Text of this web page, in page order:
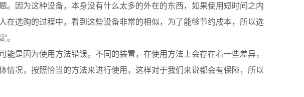
。因为这种设备，本身没有什么太多的外在的东西，如果使用短时间之内
在选购的过程中，看到这些设备非常的相似，为了能够节约成本，所以选
。
是因为使用方法错误。不同的装置，在使用方法上会存在着一些差异，
情况，按照恰当的方法来进行使用，这样对于我们来说都会有保障，所以